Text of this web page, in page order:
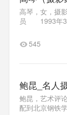
高琴，女，摄
员 1993年3
545
鲍昆_名人
鲍昆，艺术评
配到北京钢铁